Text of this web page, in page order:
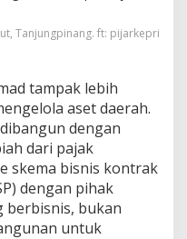
Tanjungpinang. ft: pijarkepri
tampak lebih
aset daerah.
dengan
dari pajak
skema bisnis kontrak
dengan pihak
berbisnis, bukan
untuk